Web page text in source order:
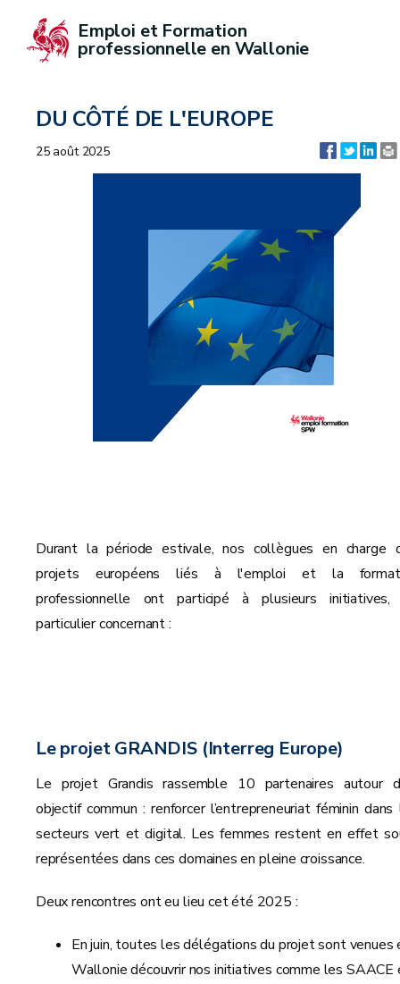
Emploi et Formation
professionnelle en Wallonie
DU CÔTÉ DE L'EUROPE
25 août 2025
Durant la période estivale, nos collègues en charge
projets européens liés à l'emploi et la
professionnelle ont participé à plusieurs initiatives,
particulier concernant :
Le projet GRANDIS (Interreg Europe)
Le projet Grandis rassemble 10 partenaires autour
objectif commun : renforcer l’entrepreneuriat féminin dans
secteurs vert et digital. Les femmes restent en effet
représentées dans ces domaines en pleine croissance.
Deux rencontres ont eu lieu cet été 2025 :
En juin, toutes les délégations du projet sont venues
Wallonie découvrir nos initiatives comme les SAACE